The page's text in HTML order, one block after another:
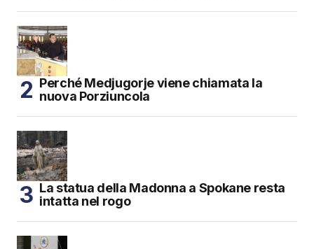
Perché Medjugorje viene chiamata la
nuova Porziuncola
La statua della Madonna a Spokane resta
intatta nel rogo